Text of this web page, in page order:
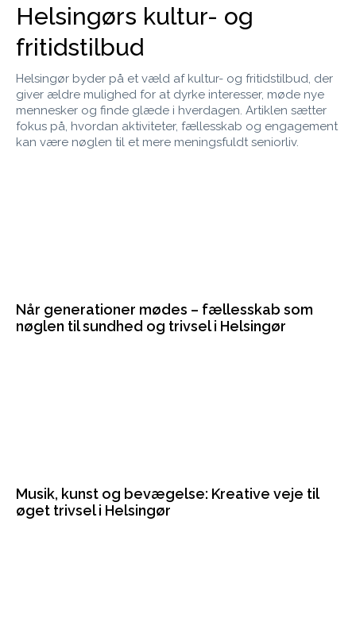
Helsingørs kultur- og
fritidstilbud
Helsingør byder på et væld af kultur- og fritidstilbud, der
giver ældre mulighed for at dyrke interesser, møde nye
mennesker og finde glæde i hverdagen. Artiklen sætter
fokus på, hvordan aktiviteter, fællesskab og engagement
kan være nøglen til et mere meningsfuldt seniorliv.
Når generationer mødes – fællesskab som
nøglen til sundhed og trivsel i Helsingør
Musik, kunst og bevægelse: Kreative veje til
øget trivsel i Helsingør